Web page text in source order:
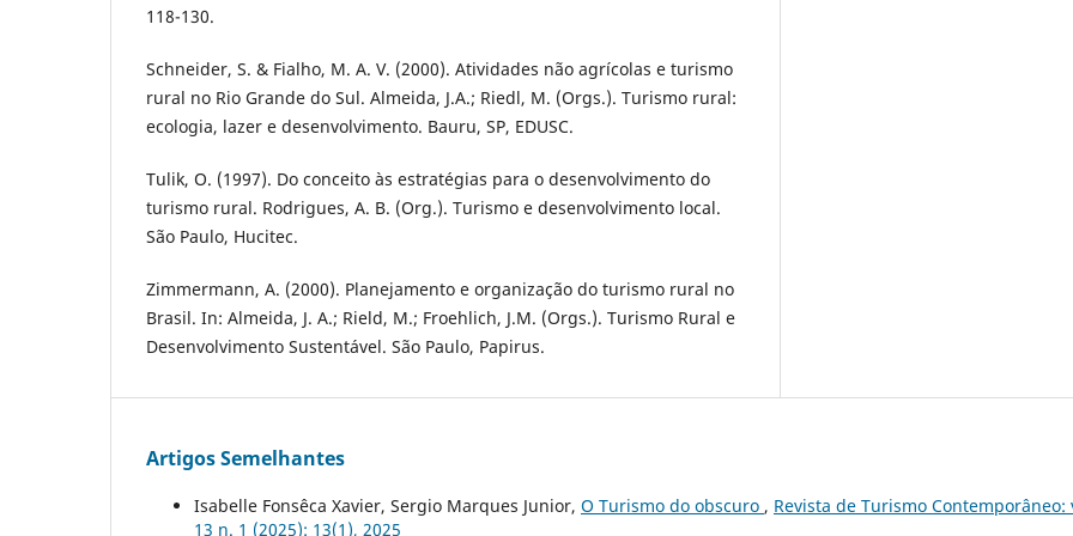
118-130.
Schneider, S. & Fialho, M. A. V. (2000). Atividades não agrícolas e turismo
rural no Rio Grande do Sul. Almeida, J.A.; Riedl, M. (Orgs.). Turismo rural:
ecologia, lazer e desenvolvimento. Bauru, SP, EDUSC.
Tulik, O. (1997). Do conceito às estratégias para o desenvolvimento do
turismo rural. Rodrigues, A. B. (Org.). Turismo e desenvolvimento local.
São Paulo, Hucitec.
Zimmermann, A. (2000). Planejamento e organização do turismo rural no
Brasil. In: Almeida, J. A.; Rield, M.; Froehlich, J.M. (Orgs.). Turismo Rural e
Desenvolvimento Sustentável. São Paulo, Papirus.
Artigos Semelhantes
Isabelle Fonsêca Xavier, Sergio Marques Junior, O Turismo do obscuro , Revista de Turismo Contemporâneo:
13 n. 1 (2025): 13(1), 2025